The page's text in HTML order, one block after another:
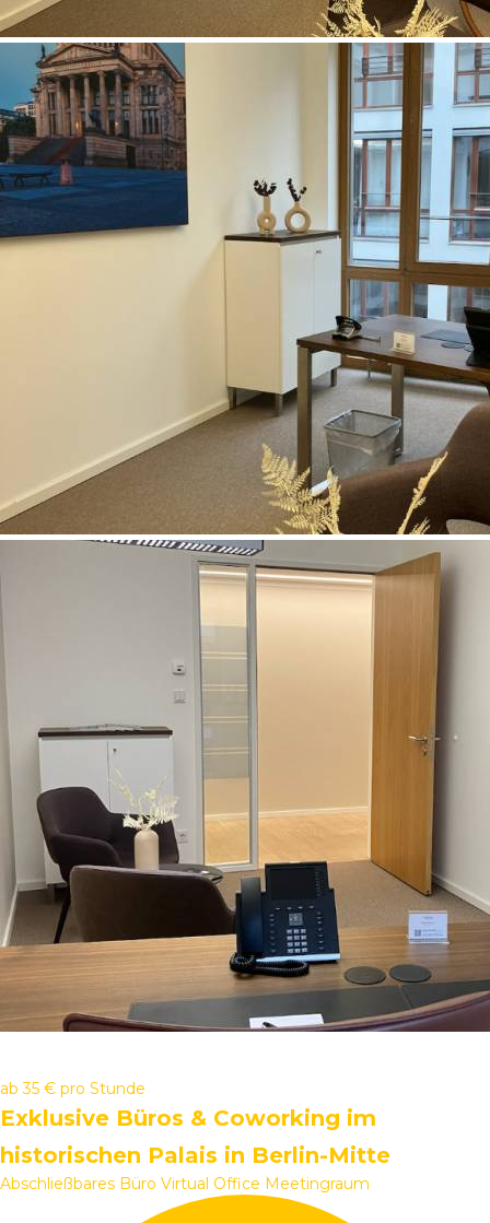
ab 35 € pro Stunde
Exklusive Büros & Coworking im
historischen Palais in Berlin-Mitte
Abschließbares Büro Virtual Office Meetingraum